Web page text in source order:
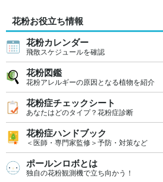
花粉お役立ち情報
花粉カレンダー
飛散スケジュールを確認
花粉図鑑
花粉アレルギーの原因となる植物を紹介
花粉症チェックシート
あなたはどのタイプ？花粉症診断
花粉症ハンドブック
＜医師・専門家監修＞予防・対策など
ポールンロボとは
独自の花粉観測機で立ち向かう！